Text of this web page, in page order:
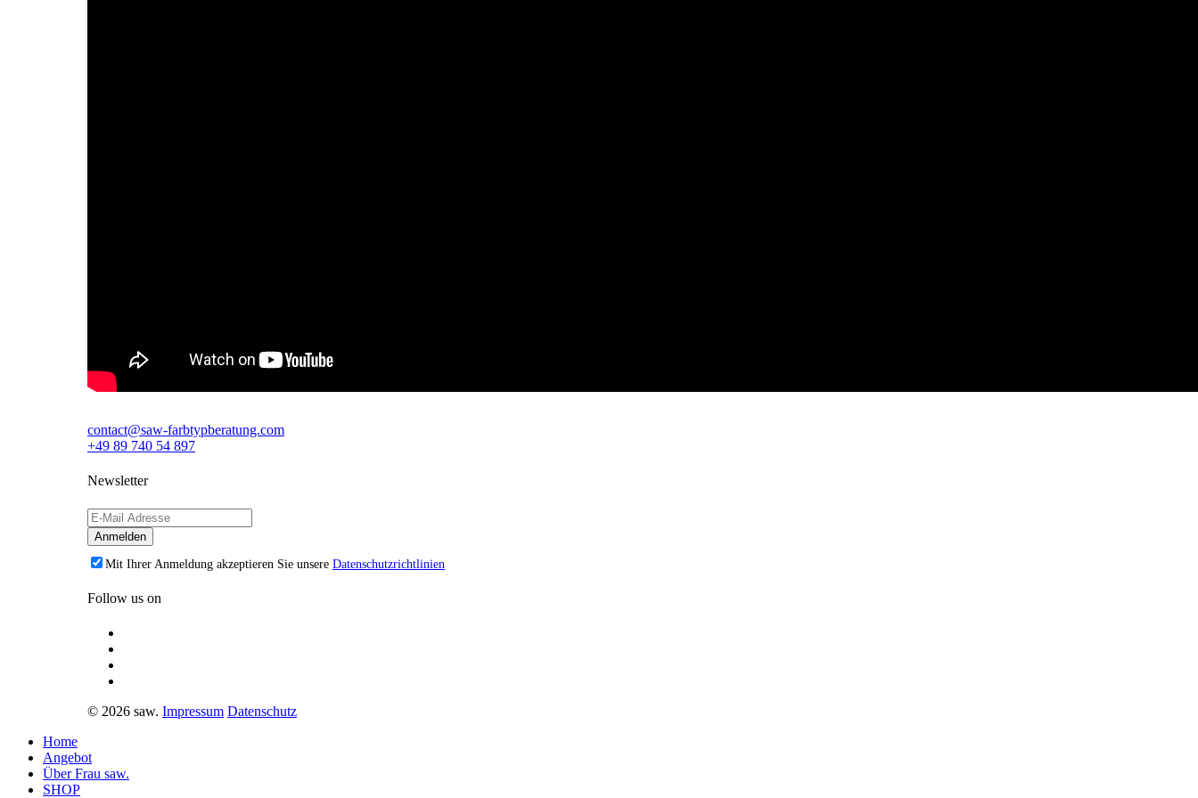
contact@saw-farbtypberatung.com
+49 89 740 54 897
Newsletter
Mit Ihrer Anmeldung akzeptieren Sie unsere Datenschutzrichtlinien
Follow us on
© 2026 saw. Impressum Datenschutz
Home
Angebot
Über Frau saw.
SHOP